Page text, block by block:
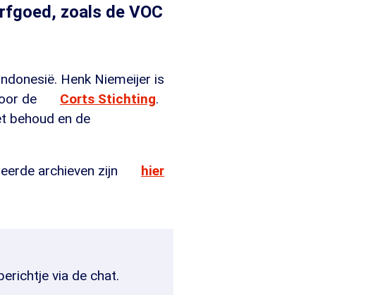
zoals de VOC
Henk Niemeijer is
de
Corts Stichting.
behoud en de
archieven zijn
hier
via de chat.